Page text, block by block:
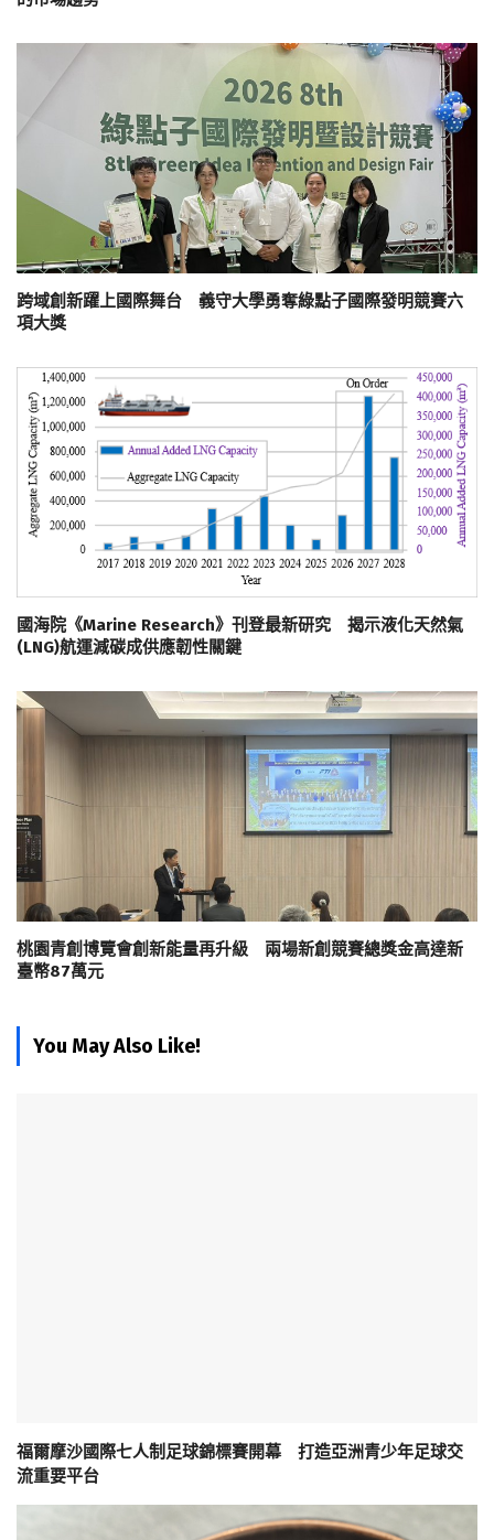
跨域創新躍上國際舞台 義守大學勇奪綠點子國際發明競賽六
項大獎
國海院《Marine Research》刊登最新研究 揭示液化天然氣
(LNG)航運減碳成供應韌性關鍵
桃園青創博覽會創新能量再升級 兩場新創競賽總獎金高達新
臺幣87萬元
You May Also Like!
福爾摩沙國際七人制足球錦標賽開幕 打造亞洲青少年足球交
流重要平台